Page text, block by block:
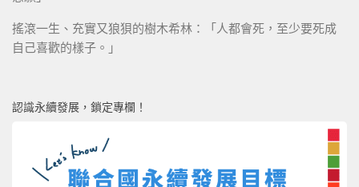
搖滾一生、充實又狼狽的樹木希林：「人都會死，至少要死成
自己喜歡的樣子。」
認識永續發展，鎖定專欄！